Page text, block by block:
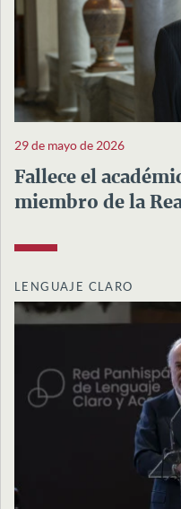
29 de mayo de 2026
Fallece el
miembro de la
LENGUAJE CLARO